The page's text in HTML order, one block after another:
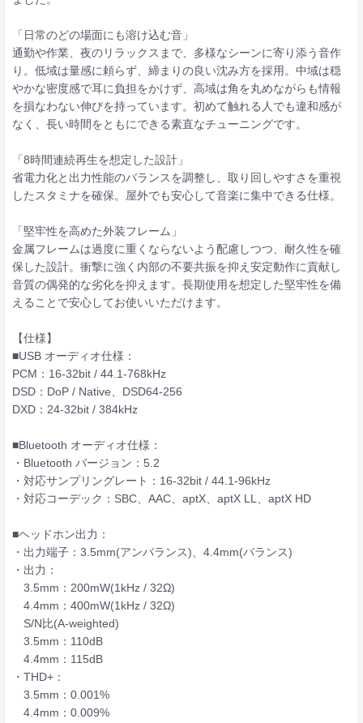
「日常のどの場面にも溶け込む音」
通勤や作業、夜のリラックスまで、多様なシーンに寄り添う音作
り。低域は量感に頼らず、締まりの良い沈み方を採用。中域は穏
やかな密度感で耳に負担をかけず、高域は角を丸めながらも情報
を損なわない伸びを持っています。初めて触れる人でも違和感が
なく、長い時間をともにできる素直なチューニングです。
「8時間連続再生を想定した設計」
省電力化と出力性能のバランスを調整し、取り回しやすさを重視
したスタミナを確保。屋外でも安心して音楽に集中できる仕様。
「堅牢性を高めた外装フレーム」
金属フレームは過度に重くならないよう配慮しつつ、耐久性を確
保した設計。衝撃に強く内部の不要共振を抑え安定動作に貢献し
音質の偶発的な劣化を抑えます。長期使用を想定した堅牢性を備
えることで安心してお使いいただけます。
【仕様】
■USB オーディオ仕様：
PCM：16-32bit / 44.1-768kHz
DSD：DoP / Native、DSD64-256
DXD：24-32bit / 384kHz
■Bluetooth オーディオ仕様：
・Bluetooth バージョン：5.2
・対応サンプリングレート：16-32bit / 44.1-96kHz
・対応コーデック：SBC、AAC、aptX、aptX LL、aptX HD
■ヘッドホン出力：
・出力端子：3.5mm(アンバランス)、4.4mm(バランス)
・出力：
3.5mm：200mW(1kHz / 32Ω)
4.4mm：400mW(1kHz / 32Ω)
S/N比(A-weighted)
3.5mm：110dB
4.4mm：115dB
・THD+：
3.5mm：0.001%
4.4mm：0.009%